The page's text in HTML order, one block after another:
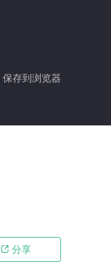
保存到浏览器
 分享